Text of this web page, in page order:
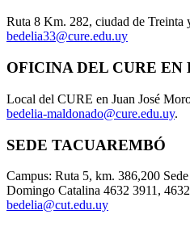
Ruta 8 Km. 282, ciudad de Treinta
bedelia33@cure.edu.uy
OFICINA DEL CURE
Local del CURE en Juan José
bedelia-maldonado@cure.edu.uy.
SEDE TACUAREMBÓ
Campus: Ruta 5, km. 386,200
Domingo Catalina 4632 3911,
bedelia@cut.edu.uy